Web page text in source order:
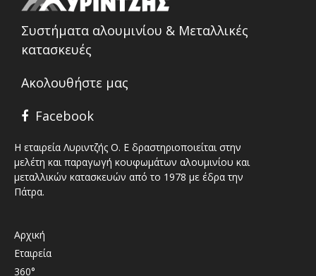
Συστήματα αλουμινίου & Μεταλλικές
κατασκευές
Ακολουθήστε μας
Facebook
Η εταιρεία Λυριντζής Ο. Ε δραστηριοποιείται στην
μελέτη και παραγωγή κουφωμάτων αλουμινίου και
μεταλλικών κατασκευών από το 1978 με έδρα την
Πάτρα.
Αρχική
Εταιρεία
360°